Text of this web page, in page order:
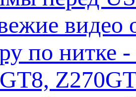
по нитке -